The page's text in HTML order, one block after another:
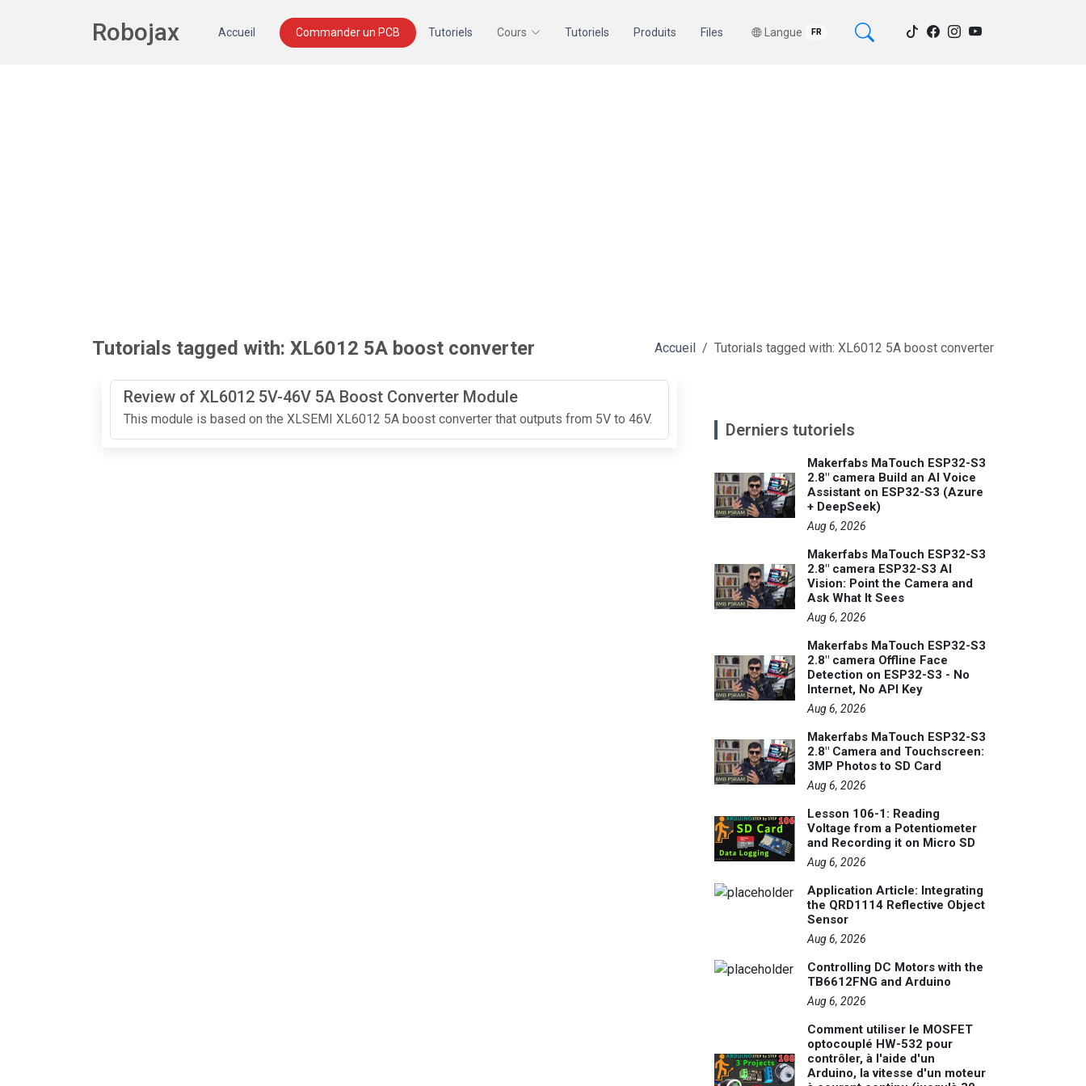
Robojax Accueil Commander un PCB Tutoriels Cours Tutoriels Produits Files Langue FR
Tutorials tagged with: XL6012 5A boost converter Accueil Tutorials tagged with: XL6012 5A boost converter
Review of XL6012 5V-46V 5A Boost Converter Module
This module is based on the XLSEMI XL6012 5A boost converter that outputs from 5V to 46V.
Derniers tutoriels
Makerfabs MaTouch ESP32-S3
2.8" camera Build an AI Voice
Assistant on ESP32-S3 (Azure
+ DeepSeek)
Aug 6, 2026
Makerfabs MaTouch ESP32-S3
2.8" camera ESP32-S3 AI
Vision: Point the Camera and
Ask What It Sees
Aug 6, 2026
Makerfabs MaTouch ESP32-S3
2.8" camera Offline Face
Detection on ESP32-S3 - No
Internet, No API Key
Aug 6, 2026
Makerfabs MaTouch ESP32-S3
2.8" Camera and Touchscreen:
3MP Photos to SD Card
Aug 6, 2026
Lesson 106-1: Reading
Voltage from a Potentiometer
and Recording it on Micro SD
Aug 6, 2026
Application Article: Integrating
the QRD1114 Reflective Object
Sensor
Aug 6, 2026
Controlling DC Motors with the
TB6612FNG and Arduino
Aug 6, 2026
Comment utiliser le MOSFET
optocouplé HW-532 pour
contrôler, à l'aide d'un
Arduino, la vitesse d'un moteur